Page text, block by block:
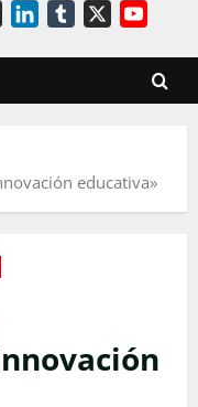
GitHubLinkedInTumblr
educativa»